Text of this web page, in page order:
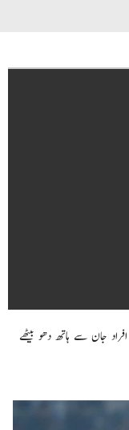
جان سے ہاتھ دھو بیٹھے